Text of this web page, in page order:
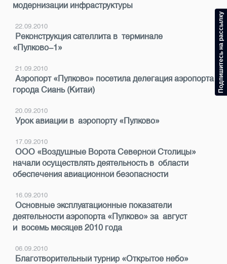
модернизации инфраструктуры
22.09.2010
Реконструкция сателлита в терминале
«Пулково-1»
21.09.2010
Аэропорт «Пулково» посетила делегация аэропорта
города Сиань (Китай)
20.09.2010
Урок авиации в аэропорту «Пулково»
17.09.2010
ООО «Воздушные Ворота Северной Столицы»
начали осуществлять деятельность в области
обеспечения авиационной безопасности
16.09.2010
Основные эксплуатационные показатели
деятельности аэропорта «Пулково» за август
и восемь месяцев 2010 года
06.09.2010
Благотворительный турнир «Открытое небо»
Подпишитесь на рассылку